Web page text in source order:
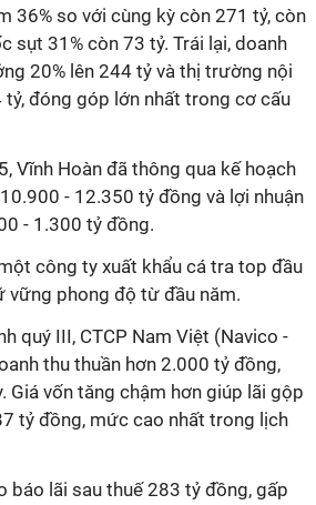
36% so với cùng kỳ còn 271 tỷ, còn
sụt 31% còn 73 tỷ. Trái lại, doanh
20% lên 244 tỷ và thị trường nội
tỷ, đóng góp lớn nhất trong cơ cấu
Vĩnh Hoàn đã thông qua kế hoạch
- 12.350 tỷ đồng và lợi nhuận
- 1.300 tỷ đồng.
công ty xuất khẩu cá tra top đầu
vững phong độ từ đầu năm.
quý III, CTCP Nam Việt (Navico -
thu thuần hơn 2.000 tỷ đồng,
Giá vốn tăng chậm hơn giúp lãi gộp
tỷ đồng, mức cao nhất trong lịch
báo lãi sau thuế 283 tỷ đồng, gấp